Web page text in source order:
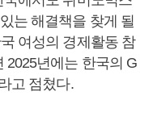
는 해결책을 찾게 될
여성의 경제활동 참
2025년에는 한국의 G
고 점쳤다.